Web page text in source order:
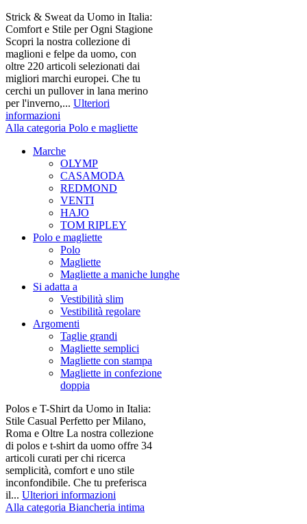
Strick & Sweat da Uomo in Italia:
Comfort e Stile per Ogni Stagione
Scopri la nostra collezione di
maglioni e felpe da uomo, con
oltre 220 articoli selezionati dai
migliori marchi europei. Che tu
cerchi un pullover in lana merino
per l'inverno,... Ulteriori
informazioni
Alla categoria Polo e magliette
Marche
OLYMP
CASAMODA
REDMOND
VENTI
HAJO
TOM RIPLEY
Polo e magliette
Polo
Magliette
Magliette a maniche lunghe
Si adatta a
Vestibilità slim
Vestibilità regolare
Argomenti
Taglie grandi
Magliette semplici
Magliette con stampa
Magliette in confezione
doppia
Polos e T-Shirt da Uomo in Italia:
Stile Casual Perfetto per Milano,
Roma e Oltre La nostra collezione
di polos e t-shirt da uomo offre 34
articoli curati per chi ricerca
semplicità, comfort e uno stile
inconfondibile. Che tu preferisca
il... Ulteriori informazioni
Alla categoria Biancheria intima